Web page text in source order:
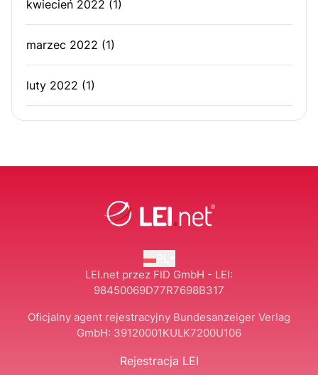
kwiecień 2022 (1)
marzec 2022 (1)
luty 2022 (1)
PL
LEI.net przez FID GmbH - LEI:
98450069D77R7698B317
Oficjalny agent rejestracyjny Bundesanzeiger Verlag
GmbH: 39120001KULK7200U106
Rejestracja LEI